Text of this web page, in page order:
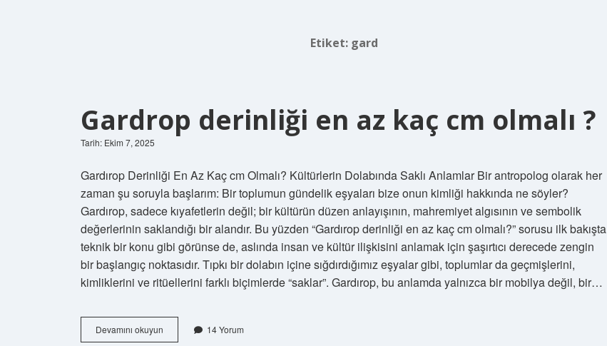
Etiket: gard
Gardrop derinliği en az kaç cm olmalı ?
Tarih: Ekim 7, 2025
Gardırop Derinliği En Az Kaç cm Olmalı? Kültürlerin Dolabında Saklı Anlamlar Bir antropolog olarak her
zaman şu soruyla başlarım: Bir toplumun gündelik eşyaları bize onun kimliği hakkında ne söyler?
Gardırop, sadece kıyafetlerin değil; bir kültürün düzen anlayışının, mahremiyet algısının ve sembolik
değerlerinin saklandığı bir alandır. Bu yüzden “Gardırop derinliği en az kaç cm olmalı?” sorusu ilk bakışta
teknik bir konu gibi görünse de, aslında insan ve kültür ilişkisini anlamak için şaşırtıcı derecede zengin
bir başlangıç noktasıdır. Tıpkı bir dolabın içine sığdırdığımız eşyalar gibi, toplumlar da geçmişlerini,
kimliklerini ve ritüellerini farklı biçimlerde “saklar”. Gardırop, bu anlamda yalnızca bir mobilya değil, bir…
Devamını okuyun Gardrop
derinliği
14 Yorum